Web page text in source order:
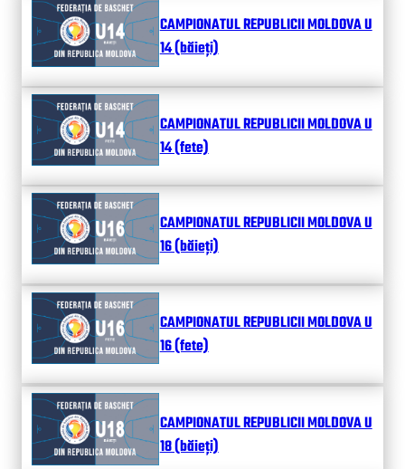
CAMPIONATUL REPUBLICII MOLDOVA U
14 (băieți)
CAMPIONATUL REPUBLICII MOLDOVA U
14 (fete)
CAMPIONATUL REPUBLICII MOLDOVA U
16 (băieți)
CAMPIONATUL REPUBLICII MOLDOVA U
16 (fete)
CAMPIONATUL REPUBLICII MOLDOVA U
18 (băieți)